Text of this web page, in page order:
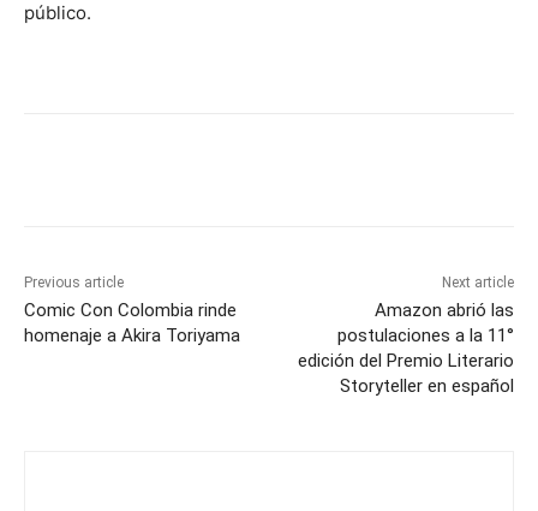
público.
Previous article
Comic Con Colombia rinde
homenaje a Akira Toriyama
Next article
Amazon abrió las
postulaciones a la 11°
edición del Premio Literario
Storyteller en español